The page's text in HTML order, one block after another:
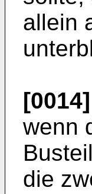
allein
[0014]
wenn
die